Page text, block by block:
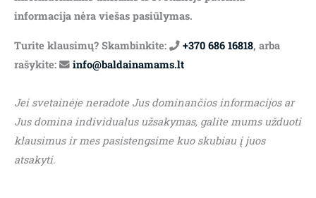
informacija nėra viešas pasiūlymas.
Turite klausimų? Skambinkite: +370 686 16818, arba
rašykite:
info@baldainamams.lt
Jei svetainėje neradote Jus dominančios informacijos ar
Jus domina individualus užsakymas, galite mums užduoti
klausimus ir mes pasistengsime kuo skubiau į juos
atsakyti.